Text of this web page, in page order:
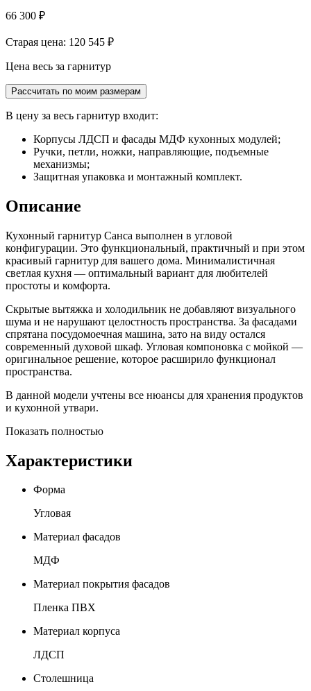
66 300 ₽
Старая цена: 120 545 ₽
Цена весь за гарнитур
Рассчитать по моим размерам
В цену за весь гарнитур входит:
Корпусы ЛДСП и фасады МДФ кухонных модулей;
Ручки, петли, ножки, направляющие, подъемные
механизмы;
Защитная упаковка и монтажный комплект.
Описание
Кухонный гарнитур Санса выполнен в угловой
конфигурации. Это функциональный, практичный и при этом
красивый гарнитур для вашего дома. Минималистичная
светлая кухня — оптимальный вариант для любителей
простоты и комфорта.
Скрытые вытяжка и холодильник не добавляют визуального
шума и не нарушают целостность пространства. За фасадами
спрятана посудомоечная машина, зато на виду остался
современный духовой шкаф. Угловая компоновка с мойкой —
оригинальное решение, которое расширило функционал
пространства.
В данной модели учтены все нюансы для хранения продуктов
и кухонной утвари.
Показать полностью
Характеристики
Форма
Угловая
Материал фасадов
МДФ
Материал покрытия фасадов
Пленка ПВХ
Материал корпуса
ЛДСП
Столешница